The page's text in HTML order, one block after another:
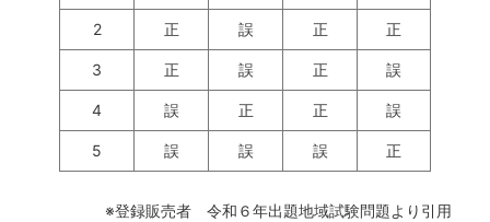
2 正 誤 正 正
3 正 誤 正 誤
4 誤 正 正 誤
5 誤 誤 誤 正
※登録販売者 令和６年出題地域試験問題より引用